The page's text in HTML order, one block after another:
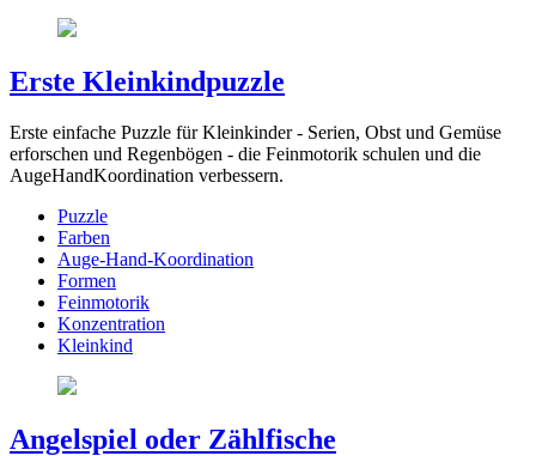
Erste Kleinkindpuzzle
Erste einfache Puzzle für Kleinkinder - Serien, Obst und Gemüse
erforschen und Regenbögen - die Feinmotorik schulen und die
AugeHandKoordination verbessern.
Puzzle
Farben
Auge-Hand-Koordination
Formen
Feinmotorik
Konzentration
Kleinkind
Angelspiel oder Zählfische